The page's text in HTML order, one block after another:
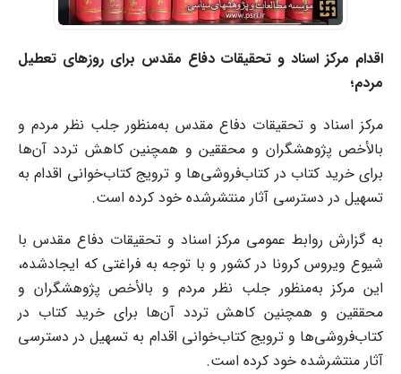
اقدام مرکز اسناد و تحقیقات دفاع مقدس برای روزهای تعطیل
مردم؛
مرکز اسناد و تحقیقات دفاع مقدس به‌منظور جلب نظر مردم و
بالأخص پژوهشگران و محققین و همچنین کاهش تردد آن‌ها
برای خرید کتاب در کتاب‌فروشی‌ها و ترویج کتاب‌خوانی اقدام به
تسهیل در دسترسی آثار منتشرشده خود کرده است.
به گزارش روابط عمومی مرکز اسناد و تحقیقات دفاع مقدس با
شیوع ویروس کرونا در کشور و با توجه به فراغتی که ایجادشده،
این مرکز به‌منظور جلب نظر مردم و بالأخص پژوهشگران و
محققین و همچنین کاهش تردد آن‌ها برای خرید کتاب در
کتاب‌فروشی‌ها و ترویج کتاب‌خوانی اقدام به تسهیل در دسترسی
آثار منتشرشده خود کرده است.